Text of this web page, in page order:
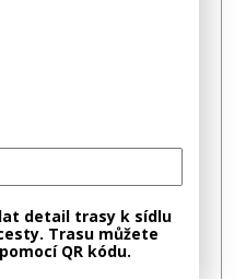
detail trasy k sídlu
Trasu můžete
QR kódu.